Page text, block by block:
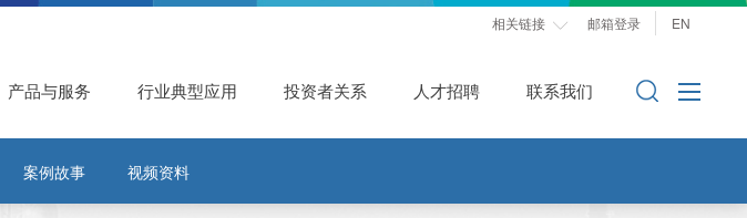
相关链接  邮箱登录 EN
产品与服务 行业典型应用 投资者关系 人才招聘 联系我们
案例故事 视频资料